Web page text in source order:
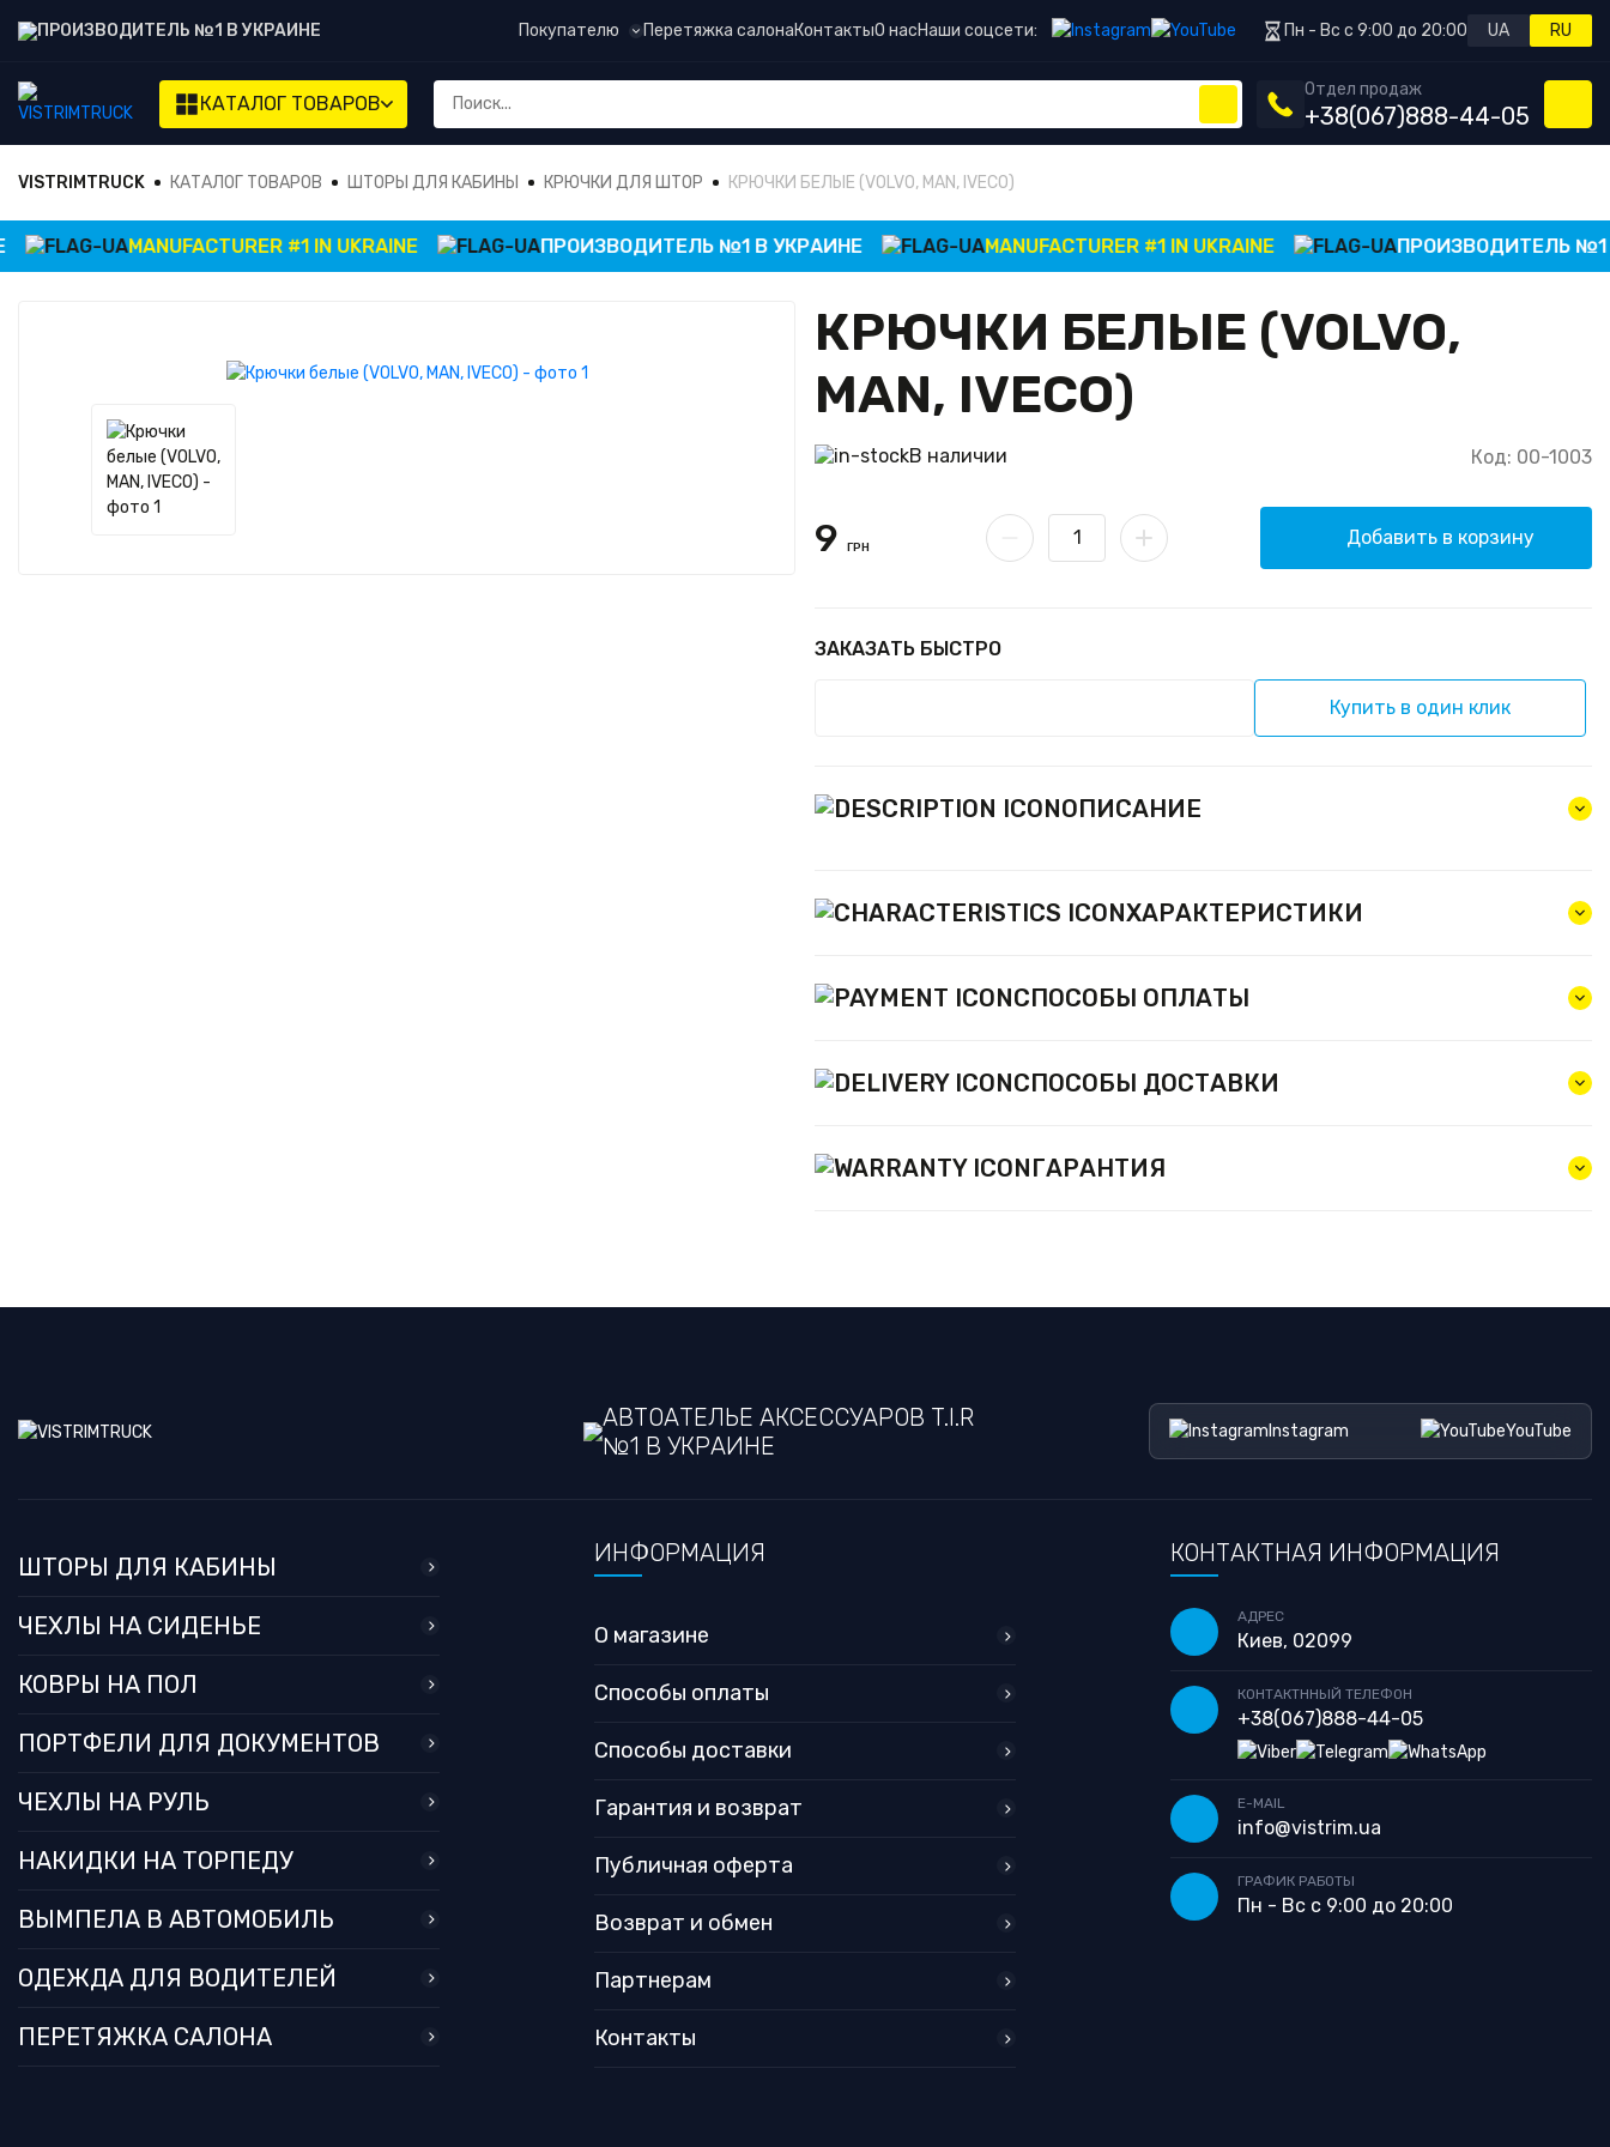
ПРОИЗВОДИТЕЛЬ №1 В УКРАИНЕ Покупателю Перетяжка салонаКонтактыО насНаши соцсети: Пн - Вс с 9:00 до 20:00 UA RU
КАТАЛОГ ТОВАРОВ
Отдел продаж
+38(067)888-44-05
VISTRIMTRUCK КАТАЛОГ ТОВАРОВ ШТОРЫ ДЛЯ КАБИНЫ КРЮЧКИ ДЛЯ ШТОР КРЮЧКИ БЕЛЫЕ (VOLVO, MAN, IVECO)
MANUFACTURER #1 IN UKRAINE ПРОИЗВОДИТЕЛЬ №1 В УКРАИНЕ MANUFACTURER #1 IN UKRAINE ПРОИЗВОДИТЕЛЬ №1 В
КРЮЧКИ БЕЛЫЕ (VOLVO,
MAN, IVECO)
В наличии Код: 00-1003
9 ГРН Добавить в корзину
ЗАКАЗАТЬ БЫСТРО
Купить в один клик
ОПИСАНИЕ
ХАРАКТЕРИСТИКИ
СПОСОБЫ ОПЛАТЫ
СПОСОБЫ ДОСТАВКИ
ГАРАНТИЯ
АВТОАТЕЛЬЕ АКСЕССУАРОВ T.I.R
№1 В УКРАИНЕ
Instagram YouTube
ШТОРЫ ДЛЯ КАБИНЫ
ЧЕХЛЫ НА СИДЕНЬЕ
КОВРЫ НА ПОЛ
ПОРТФЕЛИ ДЛЯ ДОКУМЕНТОВ
ЧЕХЛЫ НА РУЛЬ
НАКИДКИ НА ТОРПЕДУ
ВЫМПЕЛА В АВТОМОБИЛЬ
ОДЕЖДА ДЛЯ ВОДИТЕЛЕЙ
ПЕРЕТЯЖКА САЛОНА
ИНФОРМАЦИЯ
О магазине
Способы оплаты
Способы доставки
Гарантия и возврат
Публичная оферта
Возврат и обмен
Партнерам
Контакты
КОНТАКТНАЯ ИНФОРМАЦИЯ
АДРЕС
Киев, 02099
КОНТАКТННЫЙ ТЕЛЕФОН
+38(067)888-44-05
E-MAIL
info@vistrim.ua
ГРАФИК РАБОТЫ
Пн - Вс с 9:00 до 20:00